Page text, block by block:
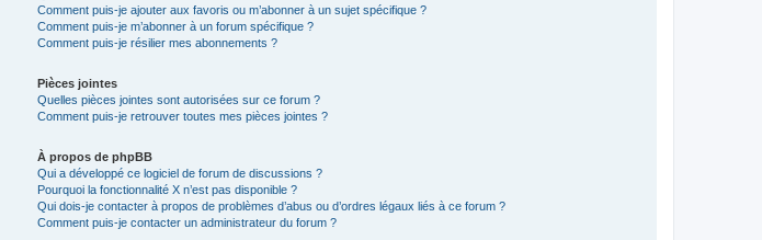
Comment puis-je ajouter aux favoris ou m’abonner à un sujet spécifique ?
Comment puis-je m’abonner à un forum spécifique ?
Comment puis-je résilier mes abonnements ?
Pièces jointes
Quelles pièces jointes sont autorisées sur ce forum ?
Comment puis-je retrouver toutes mes pièces jointes ?
À propos de phpBB
Qui a développé ce logiciel de forum de discussions ?
Pourquoi la fonctionnalité X n’est pas disponible ?
Qui dois-je contacter à propos de problèmes d’abus ou d’ordres légaux liés à ce forum ?
Comment puis-je contacter un administrateur du forum ?